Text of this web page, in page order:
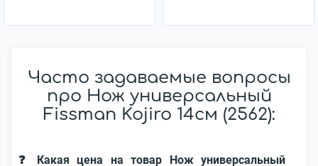
Часто задаваемые вопросы
про Нож универсальный
Fissman Kojiro 14cм (2562):
❓ Какая цена на товар Нож универсальный